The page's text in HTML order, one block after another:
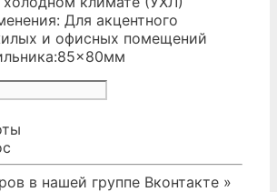
Для акцентного
и офисных помещений
в нашей группе Вконтакте »